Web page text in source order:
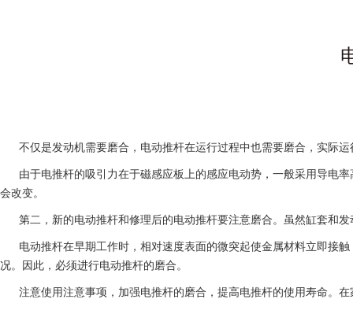
不仅是发动机需要磨合，电动推杆在运行过程中也需要磨合，实际运
由于电推杆的吸引力在于磁感应板上的感应电动势，一般采用导电率
会改变。
第二，新的电动推杆和修理后的电动推杆要注意磨合。虽然缸套和发
电动推杆在早期工作时，相对速度表面的微突起使金属材料立即接触
况。因此，必须进行电动推杆的磨合。
注意使用注意事项，加强电推杆的磨合，提高电推杆的使用寿命。在